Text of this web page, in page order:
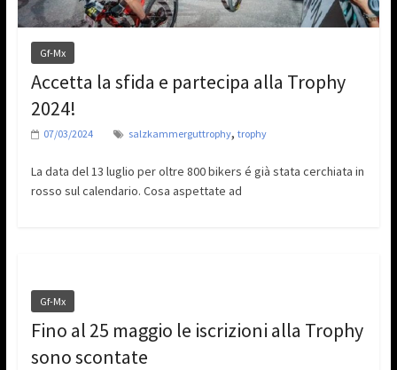
Gf-Mx
Accetta la sfida e partecipa alla Trophy
2024!
07/03/2024 salzkammerguttrophy, trophy
La data del 13 luglio per oltre 800 bikers é già stata cerchiata in
rosso sul calendario. Cosa aspettate ad
Gf-Mx
Fino al 25 maggio le iscrizioni alla Trophy
sono scontate